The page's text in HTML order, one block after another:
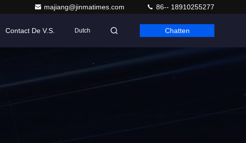
majiang@jinmatimes.com 86-- 18910255277
Contact De V.S. Dutch Chatten